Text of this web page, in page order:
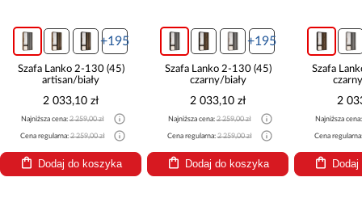
+195
Szafa Lanko 2-130 (45)
artisan/biały
2 033,10 zł
Najniższa cena:2 259,00 zł
Cena regularna:2 259,00 zł
Dodaj do koszyka
+195
Szafa Lanko 2-130 (45)
czarny/biały
2 033,10 zł
Najniższa cena:2 259,00 zł
Cena regularna:2 259,00 zł
Dodaj do koszyka
Szafa
2
Najniższa
Cena